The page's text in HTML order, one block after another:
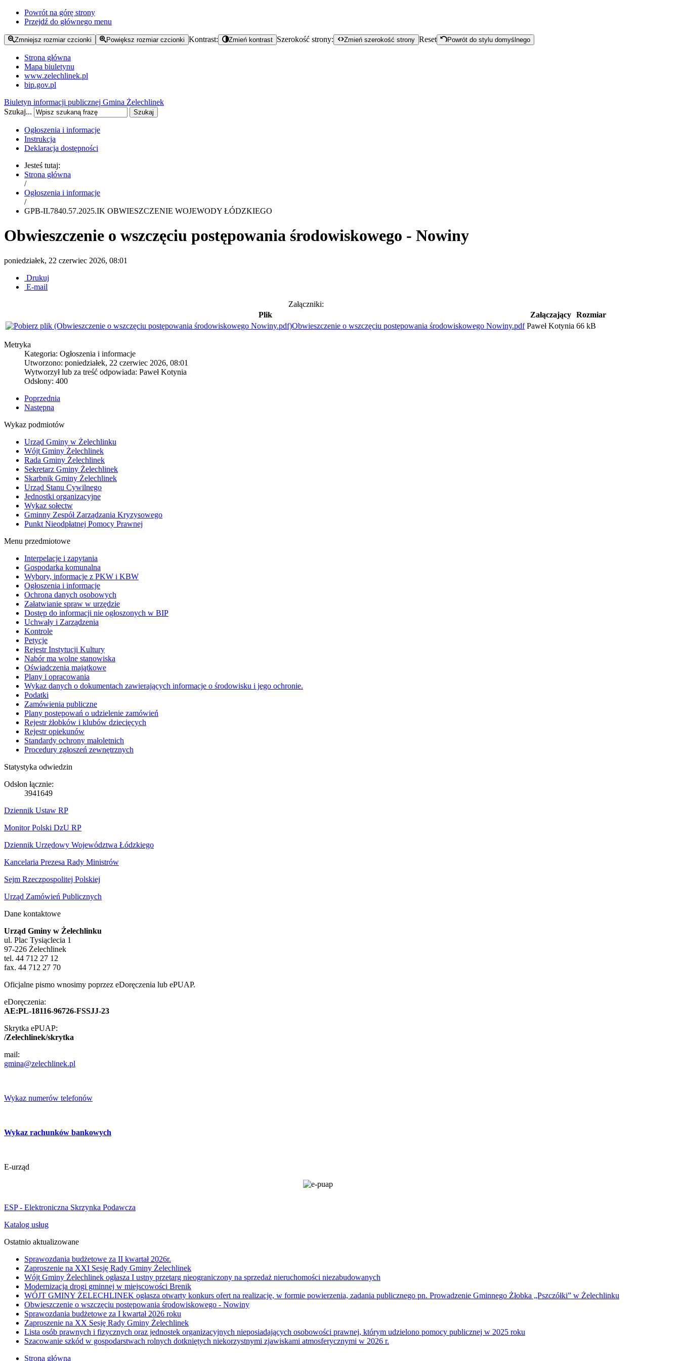
Powrót na górę strony
Przejdź do głównego menu
Zmniejsz rozmiar czcionki Powiększ rozmiar czcionki Kontrast: Zmień kontrast Szerokość strony: Zmień szerokość strony Reset Powrót do stylu domyślnego
Strona główna
Mapa biuletynu
www.zelechlinek.pl
bip.gov.pl
Biuletyn informacji publicznej Gmina Żelechlinek
Szukaj...
Szukaj
Ogłoszenia i informacje
Instrukcja
Deklaracja dostępności
Jesteś tutaj:
Strona główna
/
Ogłoszenia i informacje
/
GPB-II.7840.57.2025.IK OBWIESZCZENIE WOJEWODY ŁÓDZKIEGO
Obwieszczenie o wszczęciu postępowania środowiskowego - Nowiny
poniedziałek, 22 czerwiec 2026, 08:01
Drukuj
E-mail
Załączniki:
Plik
Załączający
Rozmiar
Obwieszczenie o wszczęciu postępowania środowiskowego Nowiny.pdf Paweł Kotynia 66 kB
Metryka
Kategoria: Ogłoszenia i informacje
Utworzono: poniedziałek, 22 czerwiec 2026, 08:01
Wytworzył lub za treść odpowiada: Paweł Kotynia
Odsłony: 400
Poprzednia
Następna
Wykaz podmiotów
Urząd Gminy w Żelechlinku
Wójt Gminy Żelechlinek
Rada Gminy Żelechlinek
Sekretarz Gminy Żelechlinek
Skarbnik Gminy Żelechlinek
Urząd Stanu Cywilnego
Jednostki organizacyjne
Wykaz sołectw
Gminny Zespół Zarządzania Kryzysowego
Punkt Nieodpłatnej Pomocy Prawnej
Menu przedmiotowe
Interpelacje i zapytania
Gospodarka komunalna
Wybory, informacje z PKW i KBW
Ogłoszenia i informacje
Ochrona danych osobowych
Załatwianie spraw w urzędzie
Dostęp do informacji nie ogłoszonych w BIP
Uchwały i Zarządzenia
Kontrole
Petycje
Rejestr Instytucji Kultury
Nabór ma wolne stanowiska
Oświadczenia majątkowe
Plany i opracowania
Wykaz danych o dokumentach zawierających informacje o środowisku i jego ochronie.
Podatki
Zamówienia publiczne
Plany postępowań o udzielenie zamówień
Rejestr żłobków i klubów dziecięcych
Rejestr opiekunów
Standardy ochrony małoletnich
Procedury zgłoszeń zewnętrznych
Statystyka odwiedzin
Odsłon łącznie:
3941649
Dziennik Ustaw RP
Monitor Polski DzU RP
Dziennik Urzędowy Województwa Łódzkiego
Kancelaria Prezesa Rady Ministrów
Sejm Rzeczpospolitej Polskiej
Urząd Zamówień Publicznych
Dane kontaktowe
Urząd Gminy w Żelechlinku
ul. Plac Tysiąclecia 1
97-226 Żelechlinek
tel. 44 712 27 12
fax. 44 712 27 70
Oficjalne pismo wnosimy poprzez eDoręczenia lub ePUAP.
eDoręczenia:
AE:PL-18116-96726-FSSJJ-23
Skrytka ePUAP:
/Zelechlinek/skrytka
mail:
gmina@zelechlinek.pl
Wykaz numerów telefonów
Wykaz rachunków bankowych
E-urząd
ESP - Elektroniczna Skrzynka Podawcza
Katalog usług
Ostatnio aktualizowane
Sprawozdania budżetowe za II kwartał 2026r.
Zaproszenie na XXI Sesję Rady Gminy Żelechlinek
Wójt Gminy Żelechlinek ogłasza I ustny przetarg nieograniczony na sprzedaż nieruchomości niezabudowanych
Modernizacja drogi gminnej w miejscowości Brenik
WÓJT GMINY ŻELECHLINEK ogłasza otwarty konkurs ofert na realizację, w formie powierzenia, zadania publicznego pn. Prowadzenie Gminnego Żłobka „Pszczółki” w Żelechlinku
Obwieszczenie o wszczęciu postępowania środowiskowego - Nowiny
Sprawozdania budżetowe za I kwartał 2026 roku
Zaproszenie na XX Sesję Rady Gminy Żelechlinek
Lista osób prawnych i fizycznych oraz jednostek organizacyjnych nieposiadających osobowości prawnej, którym udzielono pomocy publicznej w 2025 roku
Szacowanie szkód w gospodarstwach rolnych dotkniętych niekorzystnymi zjawiskami atmosferycznymi w 2026 r.
Strona główna